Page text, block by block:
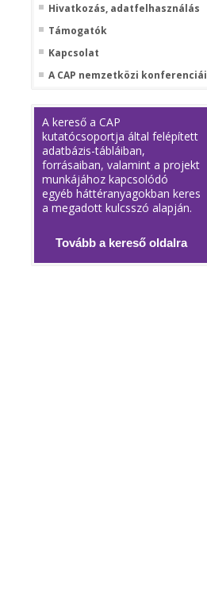
Hivatkozás, adatfelhasználás
Támogatók
Kapcsolat
A CAP nemzetközi konferenciái
A kereső a CAP
kutatócsoportja által felépített
adatbázis-tábláiban,
forrásaiban, valamint a projekt
munkájához kapcsolódó
egyéb háttéranyagokban keres
a megadott kulcsszó alapján.
Tovább a kereső oldalra